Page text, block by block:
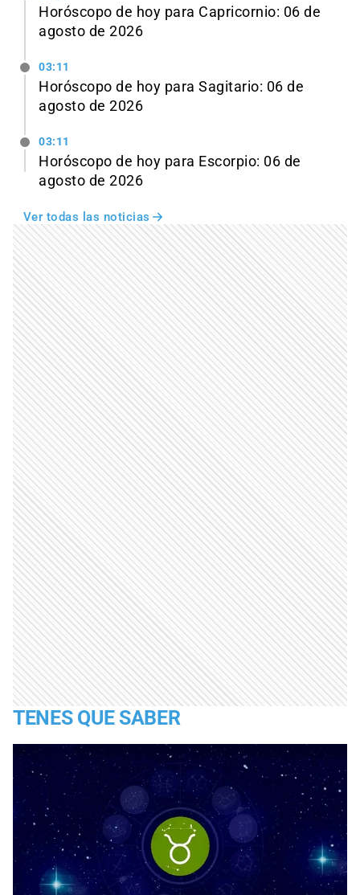
Horóscopo de hoy para Capricornio: 06 de
agosto de 2026
03:11
Horóscopo de hoy para Sagitario: 06 de
agosto de 2026
03:11
Horóscopo de hoy para Escorpio: 06 de
agosto de 2026
Ver todas las noticias
TENES QUE SABER